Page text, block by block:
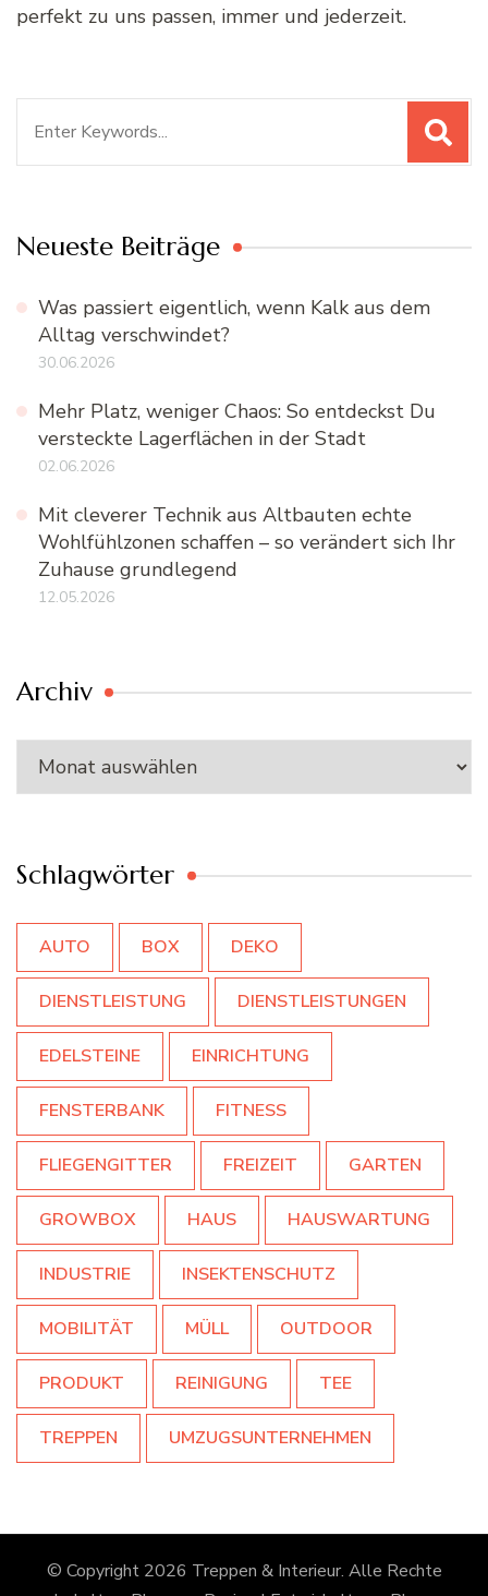
perfekt zu uns passen, immer und jederzeit.
Neueste Beiträge
Was passiert eigentlich, wenn Kalk aus dem
Alltag verschwindet?
30.06.2026
Mehr Platz, weniger Chaos: So entdeckst Du
versteckte Lagerflächen in der Stadt
02.06.2026
Mit cleverer Technik aus Altbauten echte
Wohlfühlzonen schaffen – so verändert sich Ihr
Zuhause grundlegend
12.05.2026
Archiv
Archiv
Schlagwörter
AUTO BOX DEKO
DIENSTLEISTUNG DIENSTLEISTUNGEN
EDELSTEINE EINRICHTUNG
FENSTERBANK FITNESS
FLIEGENGITTER FREIZEIT GARTEN
GROWBOX HAUS HAUSWARTUNG
INDUSTRIE INSEKTENSCHUTZ
MOBILITÄT MÜLL OUTDOOR
PRODUKT REINIGUNG TEE
TREPPEN UMZUGSUNTERNEHMEN
© Copyright 2026 Treppen & Interieur. Alle Rechte